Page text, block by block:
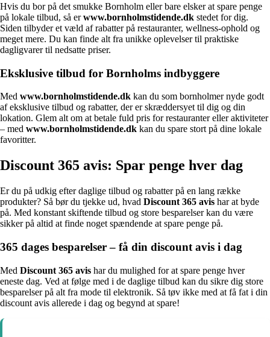
Hvis du bor på det smukke Bornholm eller bare elsker at spare penge
på lokale tilbud, så erwww.bornholmstidende.dk stedet for dig.
Siden tilbyder et væld af rabatter på restauranter, wellness-ophold og
meget mere. Du kan finde alt fra unikke oplevelser til praktiske
dagligvarer til nedsatte priser.
Eksklusive tilbud for Bornholms indbyggere
Med www.bornholmstidende.dk kan du som bornholmer nyde godt
af eksklusive tilbud og rabatter, der er skræddersyet til dig og din
lokation. Glem alt om at betale fuld pris for restauranter eller aktiviteter
– med www.bornholmstidende.dk kan du spare stort på dine lokale
favoritter.
Discount 365 avis: Spar penge hver dag
Er du på udkig efter daglige tilbud og rabatter på en lang række
produkter? Så bør du tjekke ud, hvad Discount 365 avis har at byde
på. Med konstant skiftende tilbud og store besparelser kan du være
sikker på altid at finde noget spændende at spare penge på.
365 dages besparelser – få din discount avis i dag
Med Discount 365 avis har du mulighed for at spare penge hver
eneste dag. Ved at følge med i de daglige tilbud kan du sikre dig store
besparelser på alt fra mode til elektronik. Så tøv ikke med at få fat i din
discount avis allerede i dag og begynd at spare!